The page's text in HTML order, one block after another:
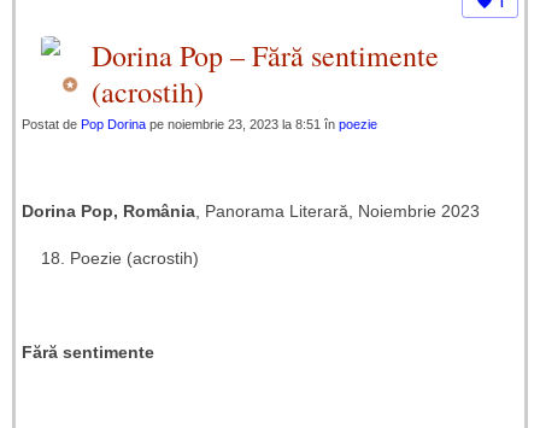
Dorina Pop – Fără sentimente
(acrostih)
Postat de Pop Dorina pe noiembrie 23, 2023 la 8:51 în poezie
Dorina Pop, România, Panorama Literară, Noiembrie 2023
Poezie (acrostih)
Fără sentimente